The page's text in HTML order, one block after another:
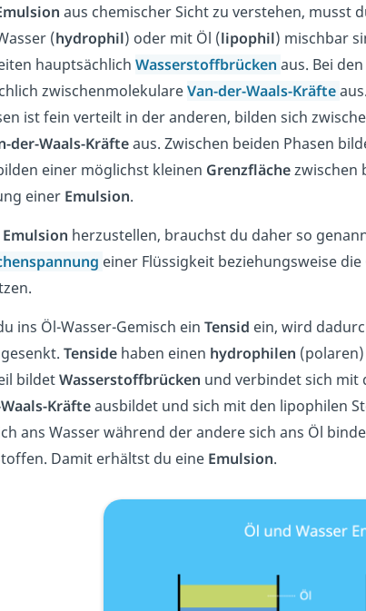
aus chemischer Sicht zu verstehen, musst
(hydrophil) oder mit Öl (lipophil) mischbar
hauptsächlich Wasserstoffbrücken aus. Bei
zwischenmolekulareVan-der-Waals-Kräfte
ist fein verteilt in der anderen, bilden sich
der-Waals-Kräfteaus. Zwischen beiden Phasen
einer möglichst kleinen Grenzflächezwischen
einer Emulsion.
Emulsion herzustellen, brauchst du daher so
einer Flüssigkeit beziehungsweise die
ins Öl-Wasser-Gemisch ein Tensid ein, wird
Tensidehaben einen hydrophilen
bildetWasserstoffbrücken und verbindet sich mit
Kräfteausbildet und sich mit den lipophilen
ans Wasser während der andere sich ans Öl
Damit erhältst du eine Emulsion.